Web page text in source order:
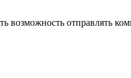
возможность отправлять